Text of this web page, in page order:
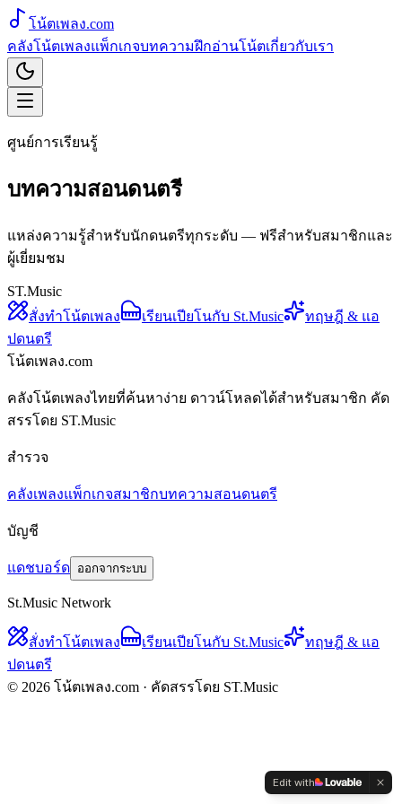
โน้ตเพลง.com
คลังโน้ตเพลงแพ็กเกจบทความฝึกอ่านโน้ตเกี่ยวกับเรา
ศูนย์การเรียนรู้
บทความสอนดนตรี
แหล่งความรู้สำหรับนักดนตรีทุกระดับ — ฟรีสำหรับสมาชิกและ
ผู้เยี่ยมชม
ST.Music
สั่งทำโน้ตเพลง
เรียนเปียโนกับ St.Music
ทฤษฎี & แอ
ปดนตรี
โน้ตเพลง.com
คลังโน้ตเพลงไทยที่ค้นหาง่าย ดาวน์โหลดได้สำหรับสมาชิก คัด
สรรโดย ST.Music
สำรวจ
คลังเพลงแพ็กเกจสมาชิกบทความสอนดนตรี
บัญชี
แดชบอร์ด ออกจากระบบ
St.Music Network
สั่งทำโน้ตเพลง เรียนเปียโนกับ St.Music
ทฤษฎี & แอ
ปดนตรี
© 2026 โน้ตเพลง.com · คัดสรรโดย ST.Music
Edit with